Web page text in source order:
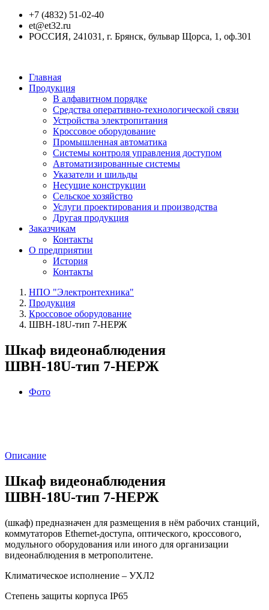
+7 (4832) 51-02-40
et@et32.ru
РОССИЯ, 241031, г. Брянск, бульвар Щорса, 1, оф.301
Главная
Продукция
В алфавитном порядке
Средства оперативно-технологической связи
Устройства электропитания
Кроссовое оборудование
Промышленная автоматика
Системы контроля управления доступом
Автоматизированные системы
Указатели и шильды
Несущие конструкции
Сельское хозяйство
Услуги проектирования и производства
Другая продукция
Заказчикам
Контакты
О предприятии
История
Контакты
НПО "Электронтехника"
Продукция
Кроссовое оборудование
ШВН‑18U‑тип 7-НЕРЖ
Шкаф видеонаблюдения
ШВН‑18U‑тип 7-НЕРЖ
Фото
Описание
Шкаф видеонаблюдения
ШВН‑18U‑тип 7-НЕРЖ
(шкаф) предназначен для размещения в нём рабочих станций,
коммутаторов Ethernet-доступа, оптического, кроссового,
модульного оборудования или иного для организации
видеонаблюдения в метрополитене.
Климатическое исполнение – УХЛ2
Степень защиты корпуса IP65